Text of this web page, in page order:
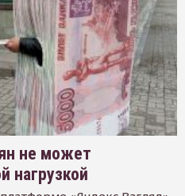
не может
нагрузкой